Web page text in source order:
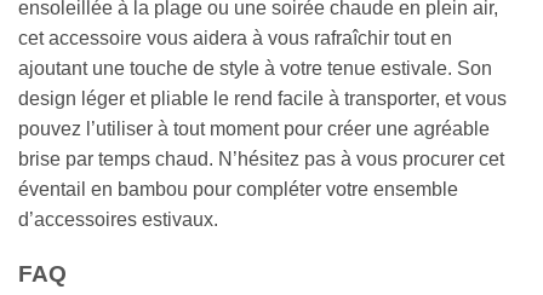
ensoleillée à la plage ou une soirée chaude en plein air,
cet accessoire vous aidera à vous rafraîchir tout en
ajoutant une touche de style à votre tenue estivale. Son
design léger et pliable le rend facile à transporter, et vous
pouvez l’utiliser à tout moment pour créer une agréable
brise par temps chaud. N’hésitez pas à vous procurer cet
éventail en bambou pour compléter votre ensemble
d’accessoires estivaux.
FAQ